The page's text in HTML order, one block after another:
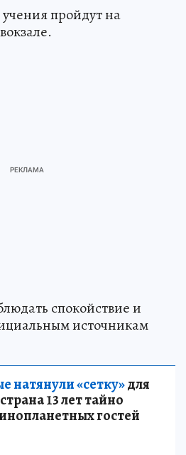
пройдут на
спокойствие и
источникам
натянули «сетку»для
13 лет тайно
гостей